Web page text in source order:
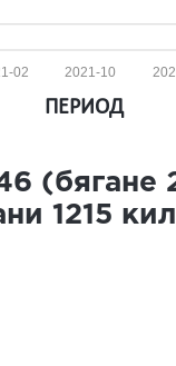
2021-10
02
ПЕРИОД
(бягане
1215